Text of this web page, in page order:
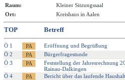
Raum:
Kleiner Sitzungssaal
Ort:
Kreishaus in Aalen
TOP Betreff
Ö 1
Eröffnung und Begrüßung
Ö 2
Bürgerfragestunde
Ö 3
Feststellung der Jahresrechnung
Rainau-Dalkingen
Ö 4
Bericht über das laufende